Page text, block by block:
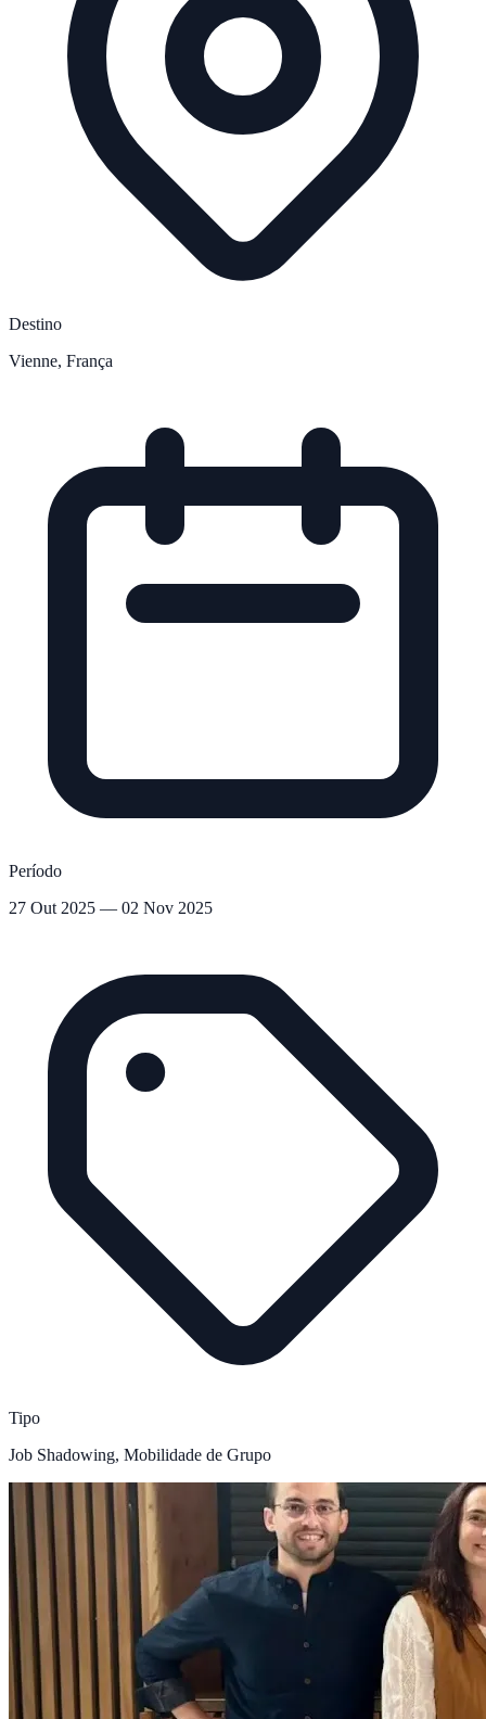
Destino
Vienne, França
Período
27 Out 2025 — 02 Nov 2025
Tipo
Job Shadowing, Mobilidade de Grupo